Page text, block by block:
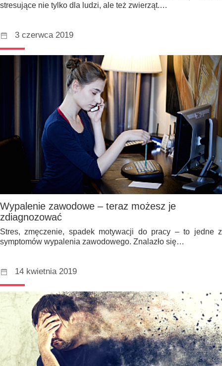
stresujące nie tylko dla ludzi, ale też zwierząt.…
3 czerwca 2019
Wypalenie zawodowe – teraz możesz je
zdiagnozować
Stres, zmęczenie, spadek motywacji do pracy – to jedne z
symptomów wypalenia zawodowego. Znalazło się…
14 kwietnia 2019